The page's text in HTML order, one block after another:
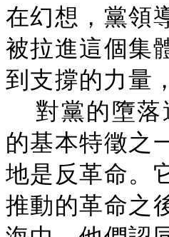
在幻想，黨領
被拉進這個集
到支撐的力量
對黨的墮
的基本特徵之
地是反革命。
推動的革命之